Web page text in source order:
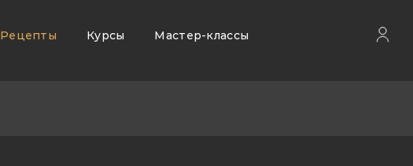
Рецепты Курсы Мастер-классы